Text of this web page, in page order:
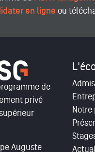
en ligne ou
de
privé
Auguste
Notre